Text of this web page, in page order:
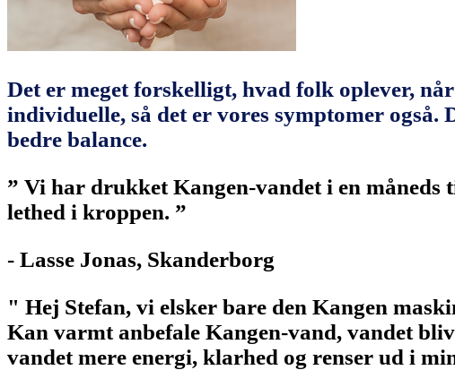
Det er meget forskelligt, hvad folk oplever,
individuelle, så det er vores symptomer
bedre balance.
” Vi har drukket Kangen-vandet i en
lethed i kroppen. ”
- Lasse Jonas, Skanderborg
" Hej Stefan, vi elsker bare den Kangen
Kan varmt anbefale Kangen-vand, vandet
vandet mere energi, klarhed og renser ud i